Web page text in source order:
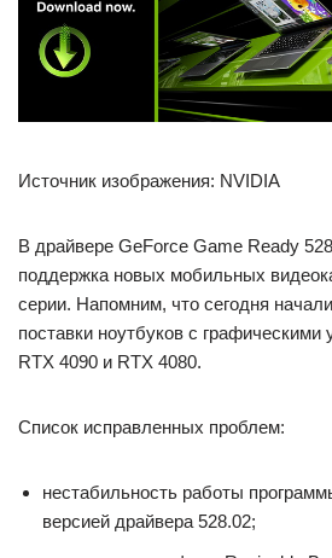
Источник изображения: NVIDIA
В драйвере GeForce Game Ready
поддержка новых мобильных
серии. Напомним, что сегодня
поставки ноутбуков с
RTX 4090 и RTX 4080.
Список исправленных проблем:
нестабильность работы
версией драйвера 528.02;